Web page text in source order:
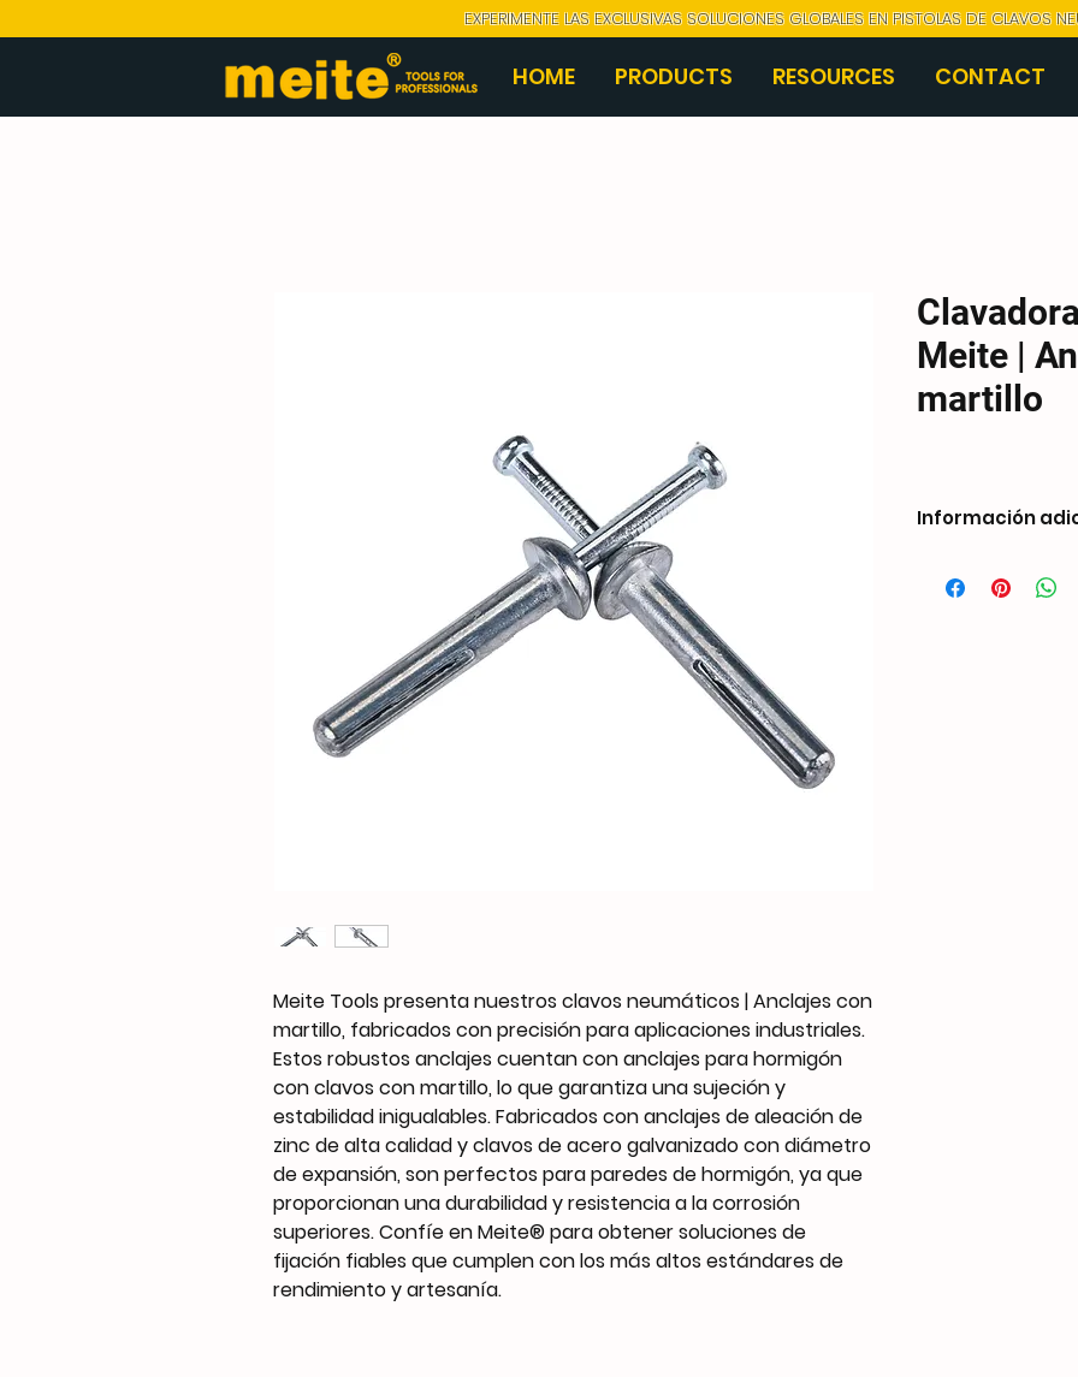
EXPERIMENTE LAS EXCLUSIVAS SOLUCIONES GLOBALES EN PISTOLAS DE CLAVOS
HOME PRODUCTS RESOURCES CONTACT
Meite Tools presenta nuestros clavos neumáticos | Anclajes con
martillo, fabricados con precisión para aplicaciones industriales.
Estos robustos anclajes cuentan con anclajes para hormigón
con clavos con martillo, lo que garantiza una sujeción y
estabilidad inigualables. Fabricados con anclajes de aleación de
zinc de alta calidad y clavos de acero galvanizado con diámetro
de expansión, son perfectos para paredes de hormigón, ya que
proporcionan una durabilidad y resistencia a la corrosión
superiores. Confíe en Meite® para obtener soluciones de
fijación fiables que cumplen con los más altos estándares de
rendimiento y artesanía.
Meite |
martillo
Información